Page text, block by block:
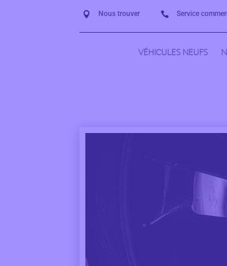
 Nous trouver  Service
VÉHICULES NEUFS